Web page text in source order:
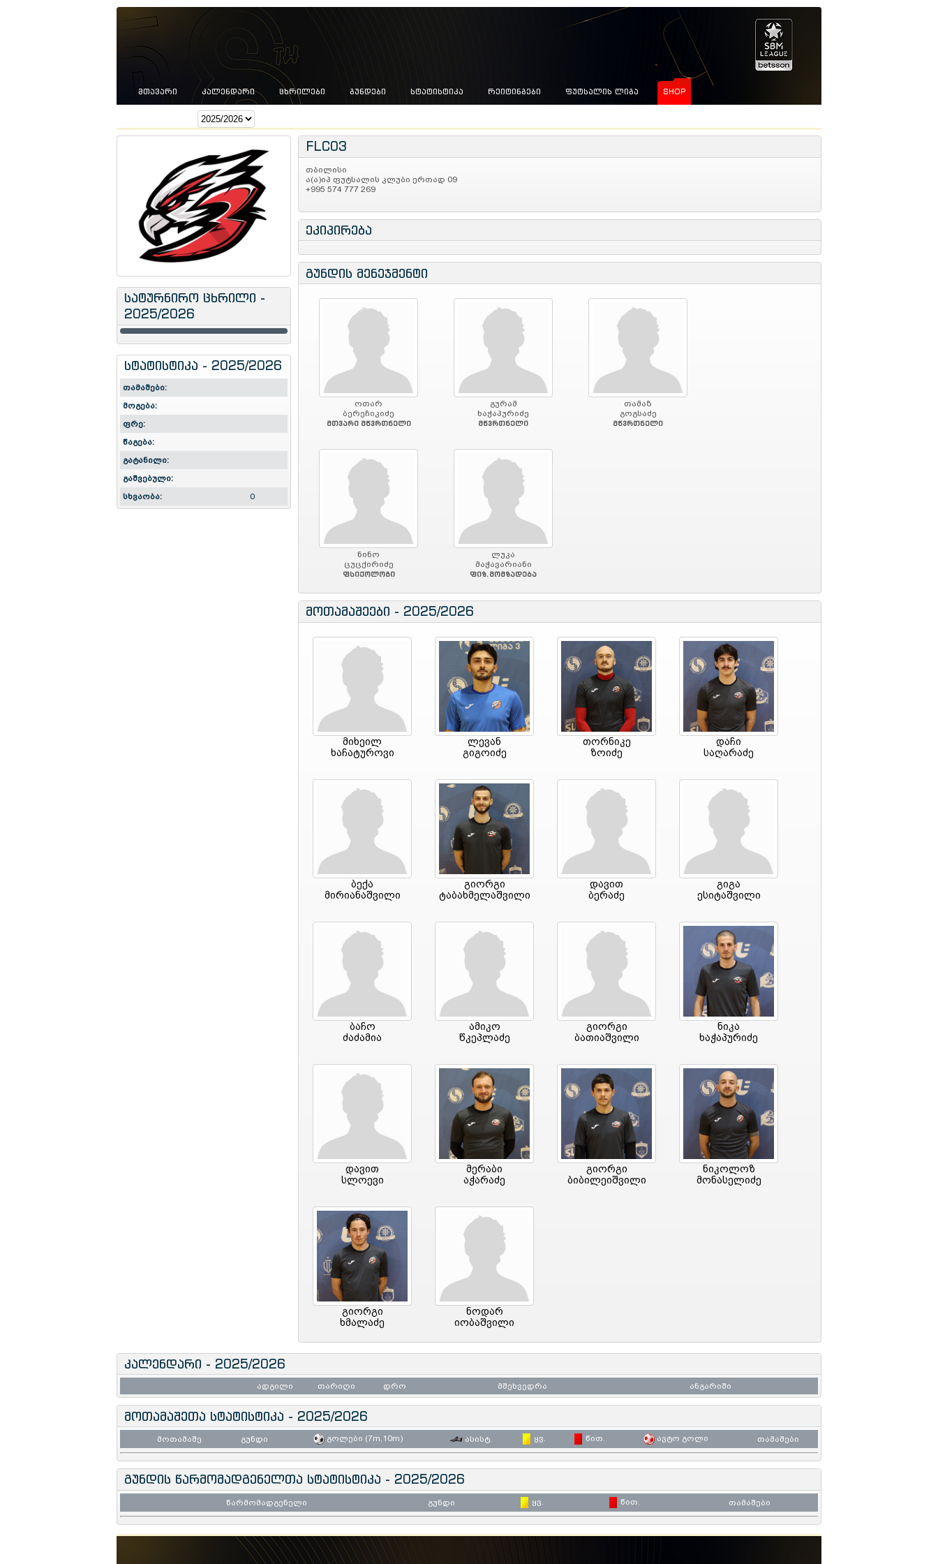
ᲛᲗᲐᲕᲐᲠᲘ ᲙᲐᲚᲔᲜᲓᲐᲠᲘ ᲪᲮᲠᲘᲚᲔᲑᲘ ᲒᲣᲜᲓᲔᲑᲘ ᲡᲢᲐᲢᲘᲡᲢᲘᲙᲐ ᲠᲔᲘᲢᲘᲜᲒᲔᲑᲘ ᲤᲣᲢᲡᲐᲚᲘᲡ ᲚᲘᲒᲐ SHOP
სატურნირო ცხრილი -
2025/2026
სტატისტიკა - 2025/2026
თამაშები:
მოგება:
ფრე:
წაგება:
გატანილი:
გაშვებული:
სხვაობა:
0
FLC03
თბილისი
ა(ა)იპ ფუტსალის კლუბი ერთად 09
+995 574 777 269
ეკიპირება
გუნდის მენეჯმენტი
ოთარ
ბერეჩიკიძე
მთვარი მწვრთნელი
გურამ
ხაჭაპურიძე
მწვრთნელი
თამაზ
გოგსაძე
მწვრთნელი
ნინო
ცუცქირიძე
ფსიქოლოგი
ლუკა
მაჭავარიანი
ფიზ.მომზადება
მოთამაშეები - 2025/2026
მიხეილ
ხაჩატუროვი
ლევან
გიგოიძე
თორნიკე
ზოიძე
დაჩი
საღარაძე
ბექა
მირიანაშვილი
გიორგი
ტაბახმელაშვილი
დავით
ბერაძე
გიგა
ესიტაშვილი
ბაჩო
ძაძამია
ამიკო
წკეპლაძე
გიორგი
ბათიაშვილი
ნიკა
ხაჭაპურიძე
დავით
სლოევი
მერაბი
აჭარაძე
გიორგი
ბიბილეიშვილი
ნიკოლოზ
მონასელიძე
გიორგი
ხმალაძე
ნოდარ
იობაშვილი
კალენდარი - 2025/2026
ადგილი თარიღი დრო მშეხვედრა ანგარიში
მოთამაშეთა სტატისტიკა - 2025/2026
მოთამაშე გუნდი გოლები (7m,10m) ასისტ. ყვ. წით. ავტო გოლი თამაშები
გუნდის წარმომადგენელთა სტატისტიკა - 2025/2026
წარმომადგენელი გუნდი ყვ. წით. თამაშები